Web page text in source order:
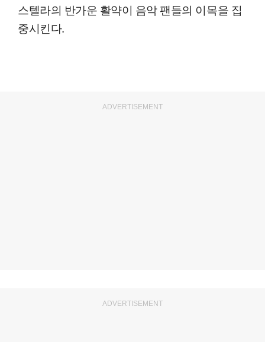
스텔라의 반가운 활약이 음악 팬들의 이목을 집
중시킨다.
ADVERTISEMENT
ADVERTISEMENT